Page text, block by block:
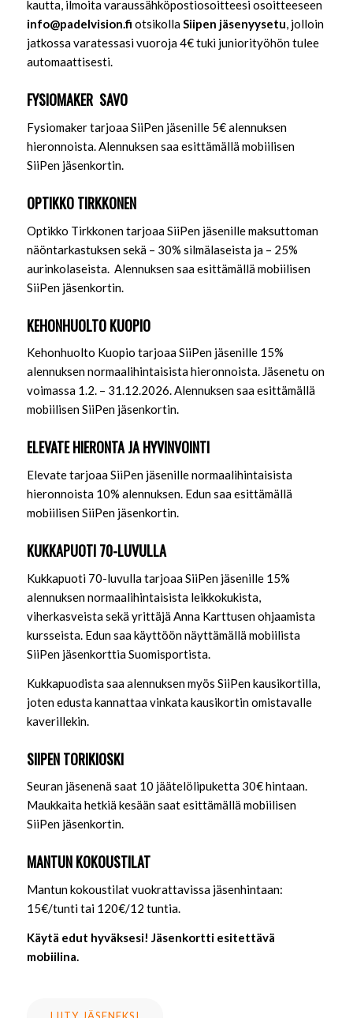
kautta, ilmoita varaussähköpostiosoitteesi osoitteeseen
info@padelvision.fi otsikollaSiipen jäsenyysetu, jolloin
jatkossa varatessasi vuoroja 4€ tuki juniorityöhön tulee
automaattisesti.
FYSIOMAKER SAVO
Fysiomaker tarjoaa SiiPen jäsenille 5€ alennuksen
hieronnoista. Alennuksen saa esittämällä mobiilisen
SiiPen jäsenkortin.
OPTIKKO TIRKKONEN
Optikko Tirkkonen tarjoaa SiiPen jäsenille maksuttoman
näöntarkastuksen sekä – 30% silmälaseista ja – 25%
aurinkolaseista. Alennuksen saa esittämällä mobiilisen
SiiPen jäsenkortin.
KEHONHUOLTO KUOPIO
Kehonhuolto Kuopio tarjoaa SiiPen jäsenille 15%
alennuksen normaalihintaisista hieronnoista. Jäsenetu on
voimassa 1.2. – 31.12.2026. Alennuksen saa esittämällä
mobiilisen SiiPen jäsenkortin.
ELEVATE HIERONTA JA HYVINVOINTI
Elevate tarjoaa SiiPen jäsenille normaalihintaisista
hieronnoista 10% alennuksen. Edun saa esittämällä
mobiilisen SiiPen jäsenkortin.
KUKKAPUOTI 70-LUVULLA
Kukkapuoti 70-luvulla tarjoaa SiiPen jäsenille 15%
alennuksen normaalihintaisista leikkokukista,
viherkasveista sekä yrittäjä Anna Karttusen ohjaamista
kursseista. Edun saa käyttöön näyttämällä mobiilista
SiiPen jäsenkorttia Suomisportista.
Kukkapuodista saa alennuksen myös SiiPen kausikortilla,
joten edusta kannattaa vinkata kausikortin omistavalle
kaverillekin.
SIIPEN TORIKIOSKI
Seuran jäsenenä saat 10 jäätelölipuketta 30€ hintaan.
Maukkaita hetkiä kesään saat esittämällä mobiilisen
SiiPen jäsenkortin.
MANTUN KOKOUSTILAT
Mantun kokoustilat vuokrattavissa jäsenhintaan:
15€/tunti tai 120€/12 tuntia.
Käytä edut hyväksesi! Jäsenkortti esitettävä
mobiilina.
LIITY JÄSENEKSI